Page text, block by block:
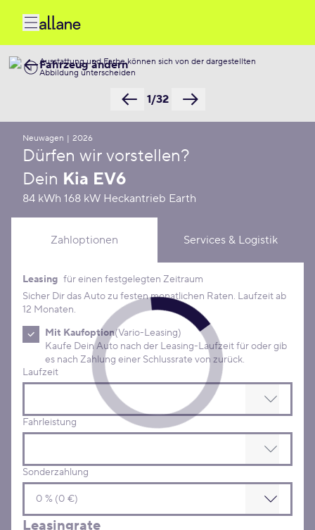
Ausstattung und Farbe können sich von der dargestellten
Abbildung unterscheiden
1/32
Fahrzeug ändern
Neuwagen | 2026
Dürfen wir vorstellen?
Dein Kia EV6
84 kWh 168 kW Heckantrieb Earth
Zahloptionen Services & Logistik
Leasing Konditionen
Leasing für einen festgelegten Zeitraum
Sicher Dir das Auto zu festen monatlichen Raten. Laufzeit ab
12 Monaten.
Mit Kaufoption(Vario-Leasing)
Kaufe Dein Auto nach der Leasing-Laufzeit für oder gib
es nach Zahlung einer Schlussrate von zurück.
Laufzeit
Fahrleistung
Sonderzahlung
Leasingrate